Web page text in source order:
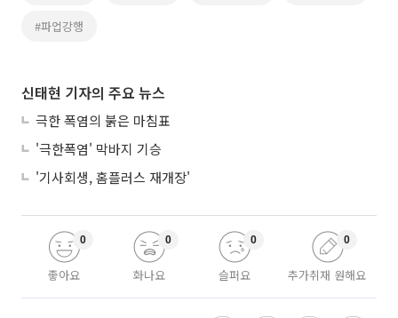
#파업강행
신태현 기자의 주요 뉴스
극한 폭염의 붉은 마침표
'극한폭염' 막바지 기승
'기사회생, 홈플러스 재개장'
좋아요
0
화나요
0
슬퍼요
0
추가취재 원해요
0